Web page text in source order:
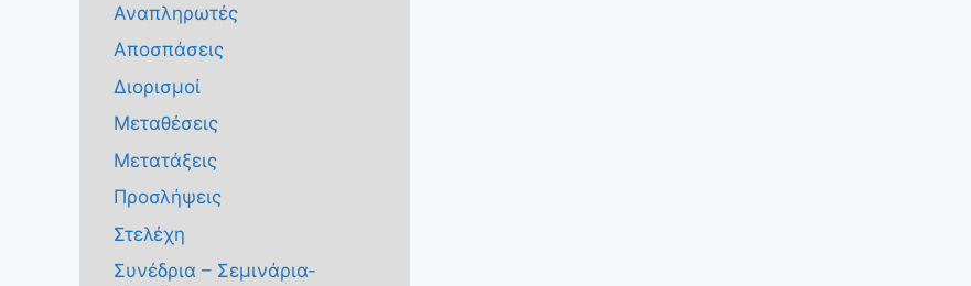
Αναπληρωτές
Αποσπάσεις
Διορισμοί
Μεταθέσεις
Μετατάξεις
Προσλήψεις
Στελέχη
Συνέδρια – Σεμινάρια-